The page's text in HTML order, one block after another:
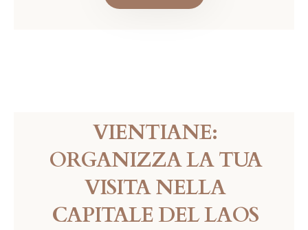
VIENTIANE:
ORGANIZZA LA TUA
VISITA NELLA
CAPITALE DEL LAOS